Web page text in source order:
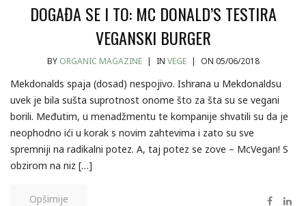
DOGAĐA SE I TO: MC DONALD’S TESTIRA
VEGANSKI BURGER
BY ORGANIC MAGAZINE | IN VEGE | ON 05/06/2018
Mekdonalds spaja (dosad) nespojivo. Ishrana u Mekdonaldsu
uvek je bila sušta suprotnost onome što za šta su se vegani
borili. Međutim, u menadžmentu te kompanije shvatili su da je
neophodno ići u korak s novim zahtevima i zato su sve
spremniji na radikalni potez. A, taj potez se zove – McVegan! S
obzirom na niz […]
Opširnije